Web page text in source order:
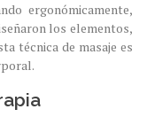
ergonómicamente,
los elementos,
técnica de masaje es